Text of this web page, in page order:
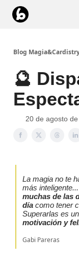
Blog
🔮
20 de agosto
La magia no te
más
muchas de las
día como tener
Superarlas es
motivación y
Gabi Pareras